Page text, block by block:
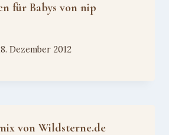
für Babys von nip
Dezember 2012
von Wildsterne.de